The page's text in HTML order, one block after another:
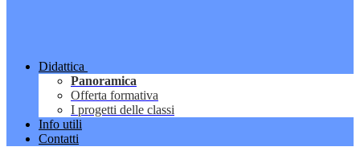
Didattica
Panoramica
Offerta formativa
I progetti delle classi
Info utili
Contatti